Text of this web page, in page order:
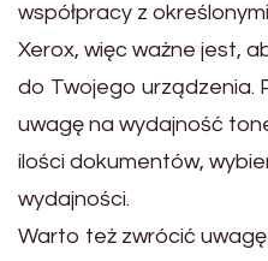
współpracy z
Xerox, więc ważne jest,
do Twojego urządzenia.
uwagę na wydajność
ilości dokumentów,
wydajności.
Warto też zwrócić